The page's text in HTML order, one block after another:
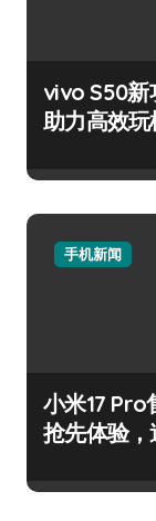
vivo S50新
助力高效玩
手机新闻
小米17 Pro
抢先体验，